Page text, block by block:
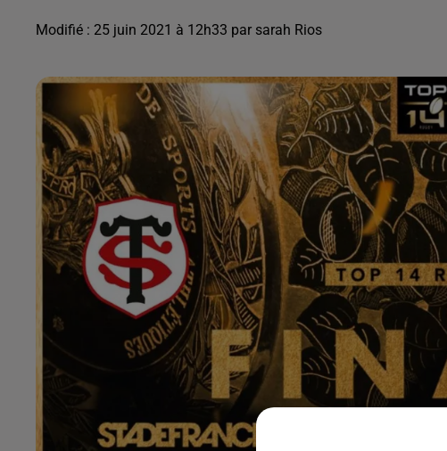
Modifié : 25 juin 2021 à 12h33 par sarah Rios